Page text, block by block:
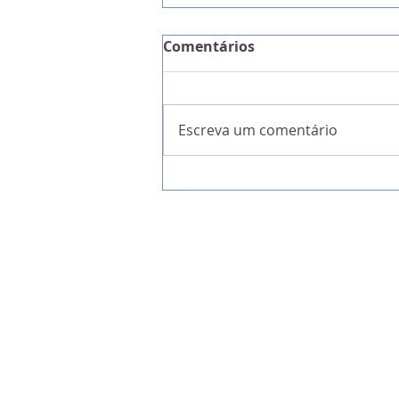
Comentários
Escreva um comentário